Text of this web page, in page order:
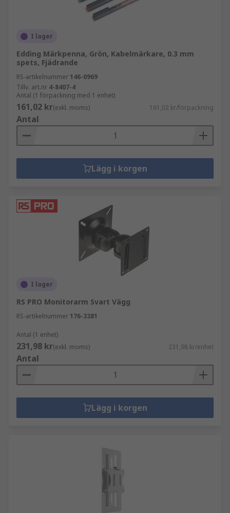
I lager
Edding Märkpenna, Grön, Kabelmärkare, 0.3 mm
spets, Fjädrande
RS-artikelnummer 146-0969
Tillv. art.nr 4-8407-4
Antal (1 förpackning med 1 enhet)
161,02 kr(exkl. moms) 161,02 kr/förpackning
Antal
Lägg i korgen
I lager
RS PRO Monitorarm Svart Vägg
RS-artikelnummer 176-3381
Antal (1 enhet)
231,98 kr(exkl. moms) 231,98 kr/enhet
Antal
Lägg i korgen